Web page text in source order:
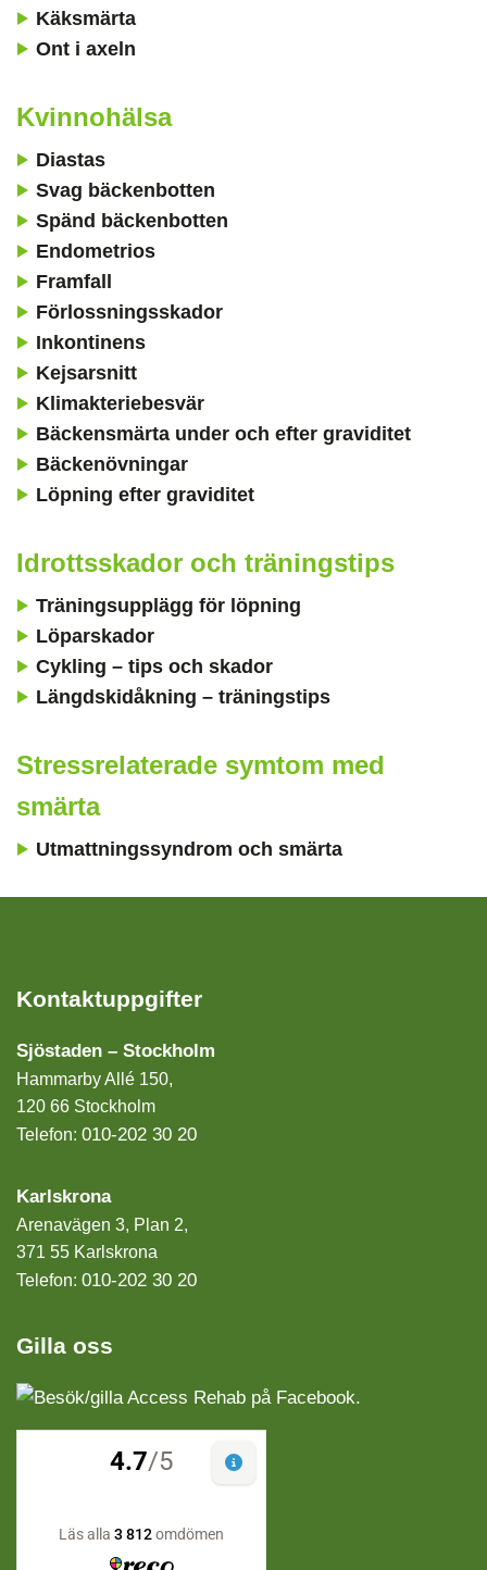
Käksmärta
Ont i axeln
Kvinnohälsa
Diastas
Svag bäckenbotten
Spänd bäckenbotten
Endometrios
Framfall
Förlossningsskador
Inkontinens
Kejsarsnitt
Klimakteriebesvär
Bäckensmärta under och efter graviditet
Bäckenövningar
Löpning efter graviditet
Idrottsskador och träningstips
Träningsupplägg för löpning
Löparskador
Cykling – tips och skador
Längdskidåkning – träningstips
Stressrelaterade symtom med
smärta
Utmattningssyndrom och smärta
Kontaktuppgifter
Sjöstaden – Stockholm
Hammarby Allé 150,
120 66 Stockholm
Telefon: 010-202 30 20
Karlskrona
Arenavägen 3, Plan 2,
371 55 Karlskrona
Telefon: 010-202 30 20
Gilla oss